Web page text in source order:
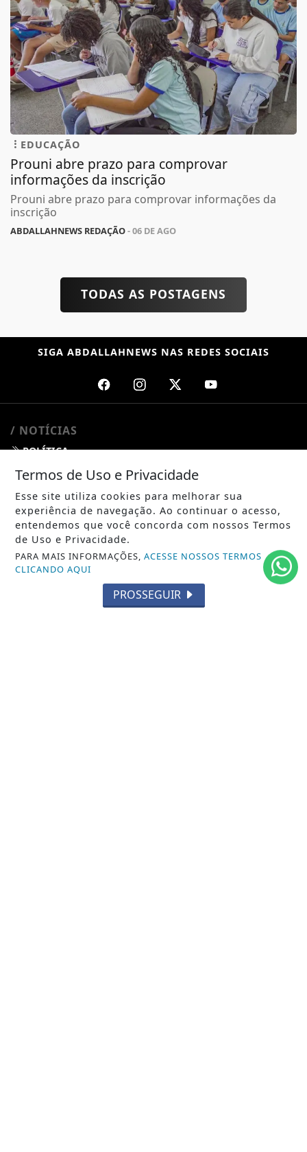
EDUCAÇÃO
Prouni abre prazo para comprovar
informações da inscrição
Prouni abre prazo para comprovar informações da
inscrição
ABDALLAHNEWS REDAÇÃO- 06 DE AGO
TODAS AS POSTAGENS
SIGA ABDALLAHNEWS NAS REDES SOCIAIS
/ NOTÍCIAS
POLÍTICA
MUNDO
ENTRETENIMENTO
TECNOLOGIA
EDUCAÇÃO
Termos de Uso e Privacidade
Esse site utiliza cookies para melhorar sua
experiência de navegação. Ao continuar o acesso,
entendemos que você concorda com nossos Termos
de Uso e Privacidade.
PARA MAIS INFORMAÇÕES,ACESSE NOSSOS TERMOS
CLICANDO AQUI
PROSSEGUIR